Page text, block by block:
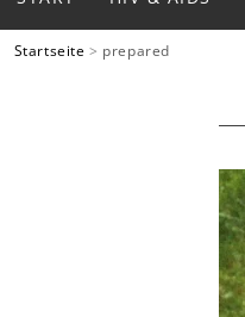
Startseite > prepared